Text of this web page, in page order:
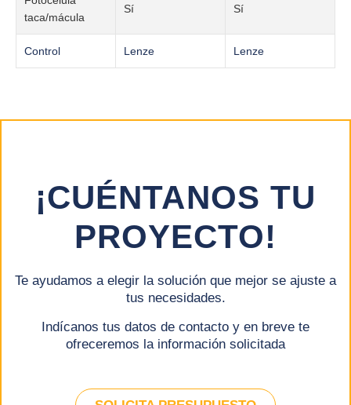
taca/mácula
Sí Sí
Control Lenze Lenze
¡CUÉNTANOS TU
PROYECTO!
Te ayudamos a elegir la solución que mejor se ajuste a
tus necesidades.
Indícanos tus datos de contacto y en breve te
ofreceremos la información solicitada